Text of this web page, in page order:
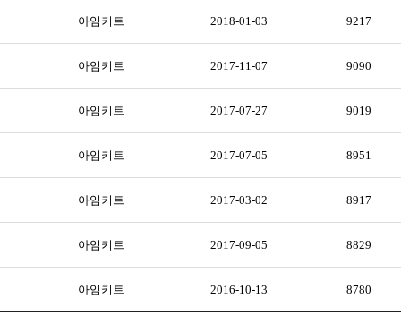
아임키트 2018-01-03 9217
아임키트 2017-11-07 9090
아임키트 2017-07-27 9019
아임키트 2017-07-05 8951
아임키트 2017-03-02 8917
아임키트 2017-09-05 8829
아임키트 2016-10-13 8780